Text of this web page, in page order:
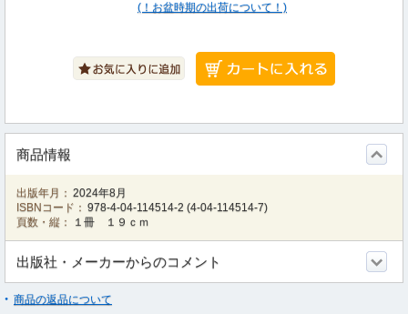
(！お盆時期の出荷について！)
商品情報
出版年月： 2024年8月
ISBNコード： 978-4-04-114514-2 (4-04-114514-7)
頁数・縦：
１冊 １９ｃｍ
出版社・メーカーからのコメント
商品の返品について